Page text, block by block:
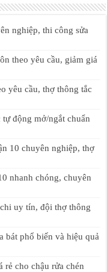
nghiệp, thi công sửa
theo yêu cầu, giảm giá
yêu cầu, thợ thông tắc
động mở/ngắt chuẩn
10 chuyên nghiệp, thợ
nhanh chóng, chuyên
uy tín, đội thợ thông
bát phổ biến và hiệu quả
rẻ cho chậu rửa chén